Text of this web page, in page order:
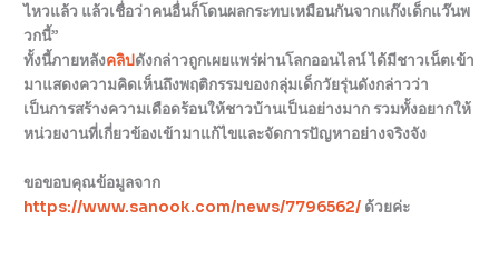
ไหวแล้ว แล้วเชื่อว่าคนอื่นก็โดนผลกระทบเหมือนกันจากแก๊งเด็กแว๊นพ
วกนี้”
ทั้งนี้ภายหลังคลิปดังกล่าวถูกเผยแพร่ผ่านโลกออนไลน์ ได้มีชาวเน็ตเข้า
มาแสดงความคิดเห็นถึงพฤติกรรมของกลุ่มเด็กวัยรุ่นดังกล่าวว่า
เป็นการสร้างความเดือดร้อนให้ชาวบ้านเป็นอย่างมาก รวมทั้งอยากให้
หน่วยงานที่เกี่ยวข้องเข้ามาแก้ไขและจัดการปัญหาอย่างจริงจัง
ขอขอบคุณข้อมูลจาก
https://www.sanook.com/news/7796562/ ด้วยค่ะ